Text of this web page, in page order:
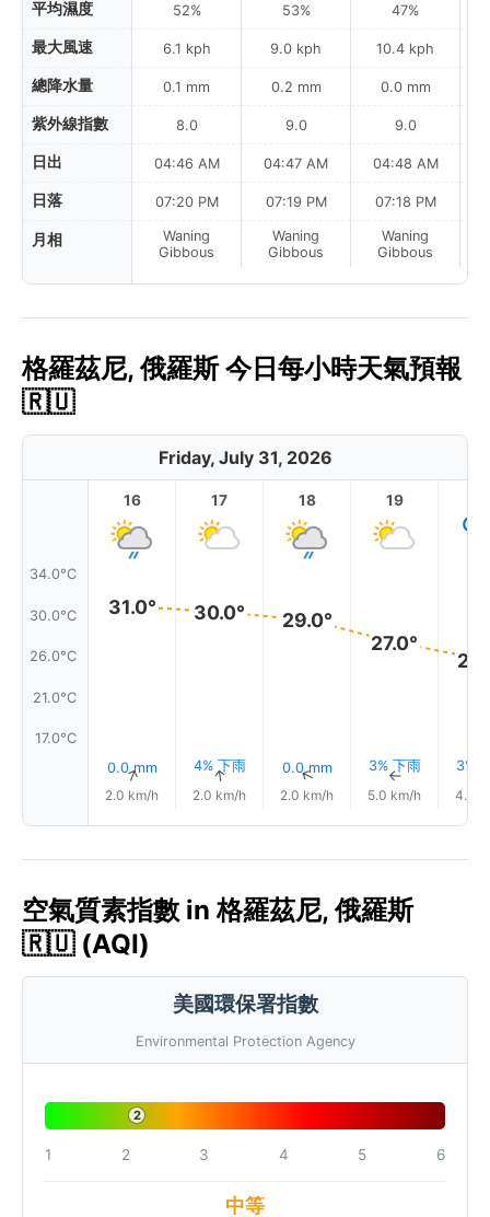
平均濕度
最大風速
總降水量
紫外線指數
日出
日落
月相
52%
6.1 kph
0.1 mm
8.0
04:46 AM
07:20 PM
Waning
Gibbous
53%
9.0 kph
0.2 mm
9.0
04:47 AM
07:19 PM
Waning
Gibbous
47%
10.4 kph
0.0 mm
9.0
04:48 AM
07:18 PM
Waning
Gibbous
格羅茲尼, 俄羅斯 今日每小時天氣預報
🇷🇺
Friday, July 31, 2026
34.0°C
30.0°C
26.0°C
21.0°C
17.0°C
16
31.0°
0.0 mm
↑
2.0 km/h
17
30.0°
4% 下雨
↑
2.0 km/h
18
29.0°
0.0 mm
↑
2.0 km/h
19
27.0°
3% 下雨
↑
5.0 km/h
3%
4.0
空氣質素指數 in 格羅茲尼, 俄羅斯
🇷🇺 (AQI)
美國環保署指數
Environmental Protection Agency
2
1 2 3 4 5 6
中等